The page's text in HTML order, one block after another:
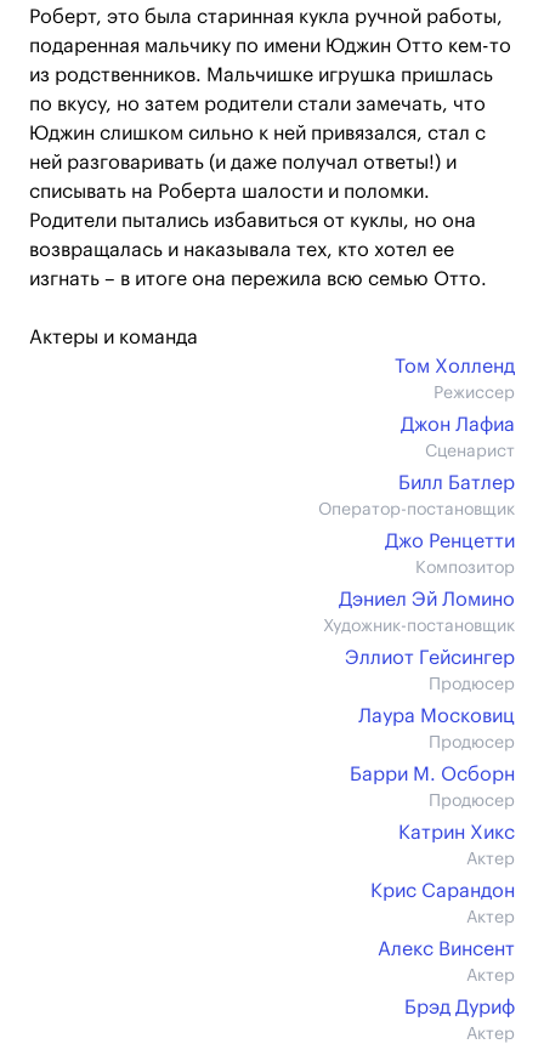
Роберт, это была старинная кукла ручной работы,
подаренная мальчику по имени Юджин Отто кем-то
из родственников. Мальчишке игрушка пришлась
по вкусу, но затем родители стали замечать, что
Юджин слишком сильно к ней привязался, стал с
ней разговаривать (и даже получал ответы!) и
списывать на Роберта шалости и поломки.
Родители пытались избавиться от куклы, но она
возвращалась и наказывала тех, кто хотел ее
изгнать – в итоге она пережила всю семью Отто.
Актеры и команда
Том Холленд
Режиссер
Джон Лафиа
Сценарист
Билл Батлер
Оператор-постановщик
Джо Ренцетти
Композитор
Дэниел Эй Ломино
Художник-постановщик
Эллиот Гейсингер
Продюсер
Лаура Московиц
Продюсер
Барри М. Осборн
Продюсер
Катрин Хикс
Актер
Крис Сарандон
Актер
Алекс Винсент
Актер
Брэд Дуриф
Актер